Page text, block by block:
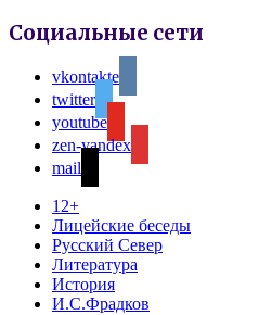
Социальные сети
vkontakte
twitter
youtube
zen-yandex
mail
12+
Лицейские беседы
Русский Север
Литература
История
И.С.Фрадков